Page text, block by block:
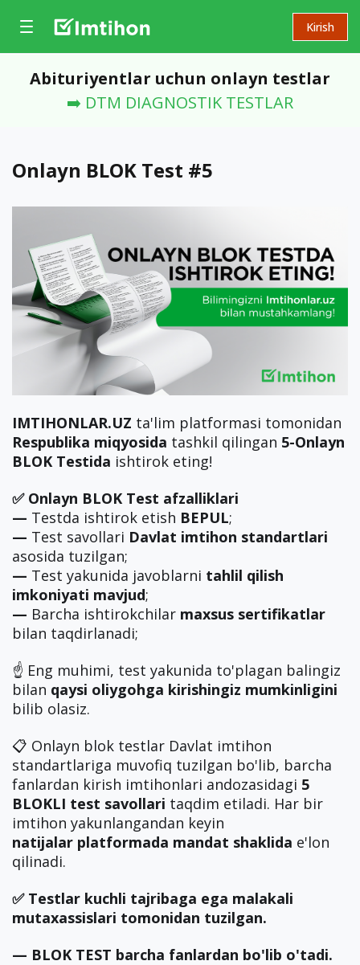
Kirish
Abituriyentlar uchun onlayn testlar
➡️ DTM DIAGNOSTIK TESTLAR
Onlayn BLOK Test #5
IMTIHONLAR.UZ ta'lim platformasi tomonidan
Respublika miqyosida tashkil qilingan 5-Onlayn
BLOK Testida ishtirok eting!
✅ Onlayn BLOK Test afzalliklari
— Testda ishtirok etish BEPUL;
— Test savollari Davlat imtihon standartlari
asosida tuzilgan;
— Test yakunida javoblarni tahlil qilish
imkoniyati mavjud;
— Barcha ishtirokchilar maxsus sertifikatlar
bilan taqdirlanadi;
☝️ Eng muhimi, test yakunida to'plagan balingiz
bilan qaysi oliygohga kirishingiz mumkinligini
bilib olasiz.
📋 Onlayn blok testlar Davlat imtihon
standartlariga muvofiq tuzilgan bo'lib, barcha
fanlardan kirish imtihonlari andozasidagi 5
BLOKLI test savollari taqdim etiladi. Har bir
imtihon yakunlangandan keyin
natijalar platformada mandat shaklida e'lon
qilinadi.
✅ Testlar kuchli tajribaga ega malakali
mutaxassislari tomonidan tuzilgan.
— BLOK TEST barcha fanlardan bo'lib o'tadi.